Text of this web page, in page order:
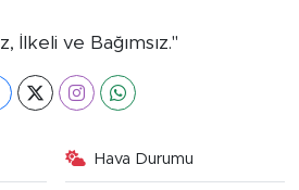
İlkeli ve Bağımsız."
Hava Durumu